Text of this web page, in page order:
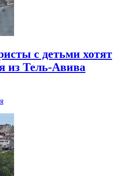
с детьми хотят
из Тель-Авива